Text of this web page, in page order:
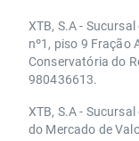
XTB, S.A -
nº1, piso 9 Fração
Conservatória do
980436613.
XTB, S.A -
do Mercado de